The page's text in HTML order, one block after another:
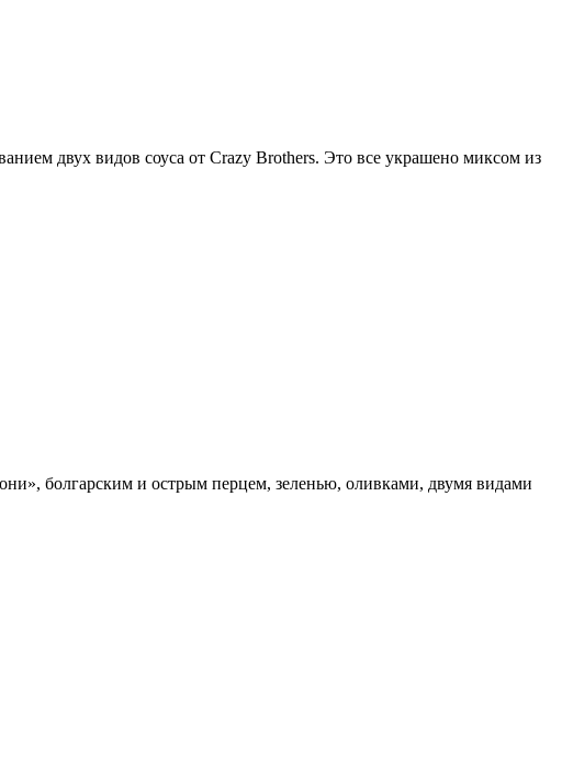
двух видов соуса от Crazy Brothers. Это все украшено миксом из
болгарским и острым перцем, зеленью, оливками, двумя видами